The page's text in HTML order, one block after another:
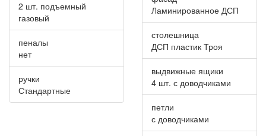
2 шт. подъемный
газовый
пеналы
нет
ручки
Стандартные
Ламинированное ДСП
столешница
ДСП пластик Троя
выдвижные ящики
4 шт. с доводчиками
петли
с доводчиками